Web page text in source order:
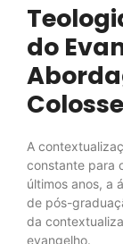
do
A
constante para
últimos anos, a
de pós-
da
evangelho.